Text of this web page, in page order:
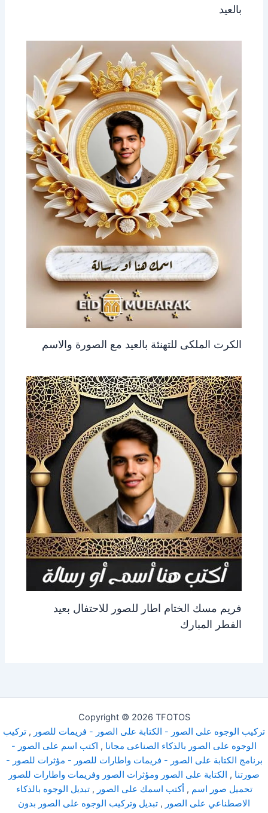
بالعيد
الكرت الملكى للتهنئة بالعيد مع الصورة والاسم
فريم مسك الختام اطار للصور للاحتفال بعيد
الفطر المبارك
Copyright © 2026 TFOTOS
تركيب الوجوه على الصور - الكتابة على الصور - فريمات للصور , تركيب
الوجوه على الصور بالذكاء الصناعى مجانا , اكتب اسم على الصور -
برنامج الكتابة على الصور - فريمات واطارات للصور - مؤثرات للصور -
صورتنا , الكتابة على الصور ومؤثرات الصور وفريمات واطارات للصور
تحميل صور اسم , أكتب اسمك على الصور ,تبديل الوجوه بالذكاء
الاصطناعي على الصور , تبديل وتركيب الوجوه على الصور بدون